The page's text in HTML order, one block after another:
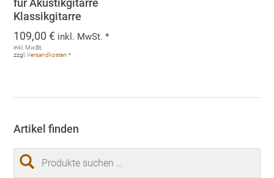
Klassikgitarre
109,00€ inkl. MwSt. *
inkl. MwSt.
zzgl.Versandkosten *
Artikel finden
Suchen
nach: